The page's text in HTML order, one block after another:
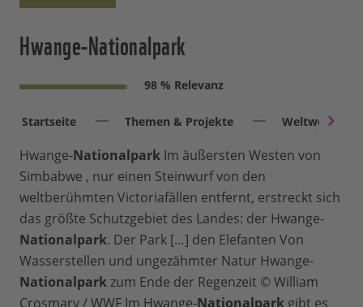
Hwange-Nationalpark
98 % Relevanz
Startseite Themen & Projekte Weltweit
Hwange-Nationalpark Im äußersten Westen von
Simbabwe , nur einen Steinwurf von den
weltberühmten Victoriafällen entfernt, erstreckt sich
das größte Schutzgebiet des Landes: der Hwange-
Nationalpark. Der Park […] den Elefanten Von
Wasserstellen und ungezähmter Natur Hwange-
Nationalparkzum Ende der Regenzeit © William
Crosmary / WWF Im Hwange-Nationalpark gibt es